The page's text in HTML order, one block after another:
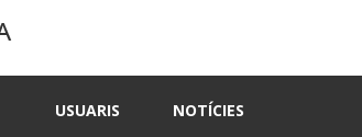
USUARIS NOTÍCIES